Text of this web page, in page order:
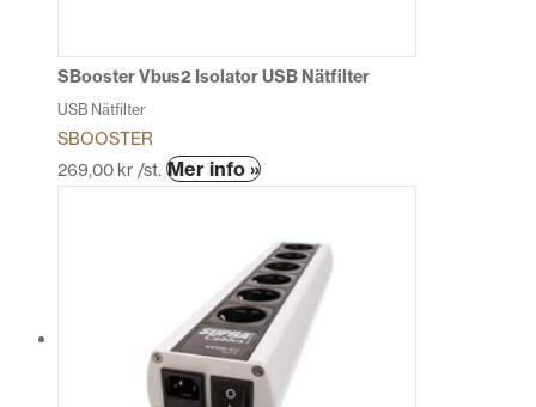
produktsidan
SBooster Vbus2 Isolator USB Nätfilter
USB Nätfilter
SBOOSTER
269,00 kr /st. Mer info »